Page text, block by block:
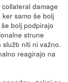
damage
samo še bolj
bolj podpirajo
strune
služb niti ni važno.
reagirajo na